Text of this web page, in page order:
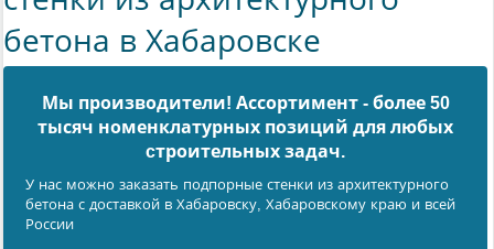
бетона в Хабаровске
Мы производители! Ассортимент - более 50
тысяч номенклатурных позиций для любых
cтроительных задач.
У нас можно заказать подпорные стенки из архитектурного
бетона с доставкой в Хабаровску, Хабаровскому краю и всей
России